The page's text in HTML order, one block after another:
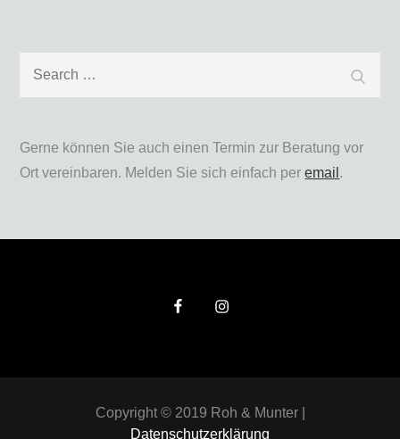
Gerne können Sie auch einen Termin zur Beratung vor
Ort vereinbaren. Melden Sie sich einfach peremail .
Copyright © 2019 Roh & Munter |
Datenschutzerklärung